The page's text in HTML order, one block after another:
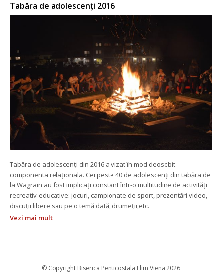
Tabăra de adolescenți 2016
Tabăra de adolescenți din 2016 a vizat în mod deosebit
componenta relaționala. Cei peste 40 de adolescenți din tabăra de
la Wagrain au fost implicați constant într-o multitudine de activități
recreativ-educative: jocuri, campionate de sport, prezentări video,
discuții libere sau pe o temă dată, drumeții,etc.
Vezi mai mult
© Copyright Biserica Penticostala Elim Viena 2026